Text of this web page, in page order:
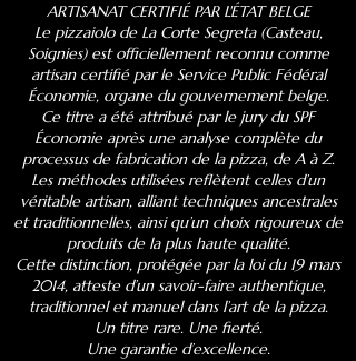
ARTISANAT CERTIFIÉ PAR L'ÉTAT BELGE
Le pizzaiolo de La Corte Segreta (Casteau,
Soignies) est officiellement reconnu comme
artisan certifié par le Service Public Fédéral
Économie, organe du gouvernement belge.
Ce titre a été attribué par le jury du SPF
Économie après une analyse complète du
processus de fabrication de la pizza, de A à Z.
Les méthodes utilisées reflètent celles d’un
véritable artisan, alliant techniques ancestrales
et traditionnelles, ainsi qu’un choix rigoureux de
produits de la plus haute qualité.
Cette distinction, protégée par la loi du 19 mars
2014, atteste d’un savoir-faire authentique,
traditionnel et manuel dans l’art de la pizza.
Un titre rare. Une fierté.
Une garantie d’excellence.